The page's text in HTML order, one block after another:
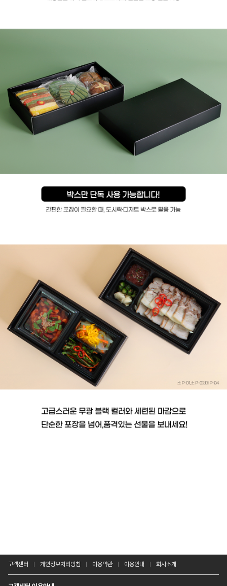
고객센터 개인정보처리방침 이용약관 이용안내 회사소개